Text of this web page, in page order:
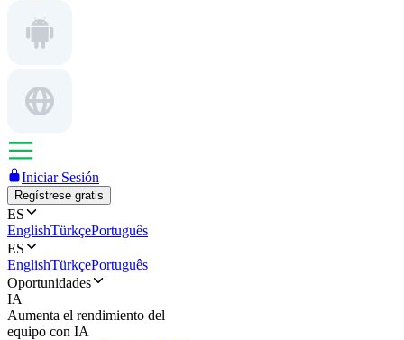
Iniciar Sesión
Regístrese gratis
ES
EnglishTürkçePortuguês
ES
EnglishTürkçePortuguês
Oportunidades
IA
Aumenta el rendimiento del
equipo con IA